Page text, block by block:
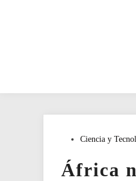
PublicadoCiencia y
África